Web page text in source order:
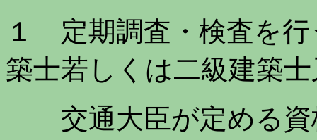
１ 定期調査・検査を
築士若しくは二級建築
交通大臣が定める資